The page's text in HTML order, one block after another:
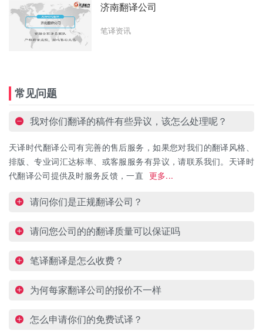
济南翻译公司
笔译资讯
常见问题
我对你们翻译的稿件有些异议，该怎么处理呢？
天译时代翻译公司有完善的售后服务，如果您对我们的翻译风格、
排版、专业词汇达标率、或客服服务有异议，请联系我们。天译时
代翻译公司提供及时服务反馈，一直
更多...
请问你们是正规翻译公司？
请问您公司的的翻译质量可以保证吗
笔译翻译是怎么收费？
为何每家翻译公司的报价不一样
怎么申请你们的免费试译？